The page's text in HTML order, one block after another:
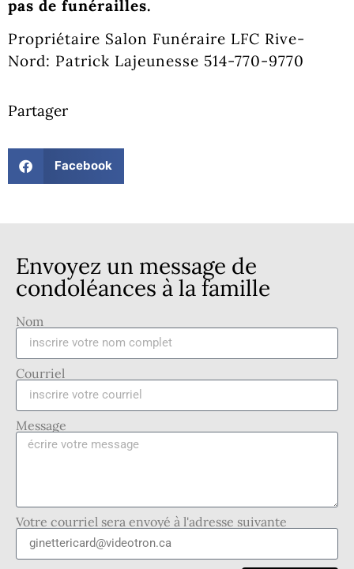
pas de funérailles.
Propriétaire Salon Funéraire LFC Rive-
Nord: Patrick Lajeunesse 514-770-9770
Partager
Facebook
Envoyez un message de
condoléances à la famille
Nom
Courriel
Message
Votre courriel sera envoyé à l'adresse suivante